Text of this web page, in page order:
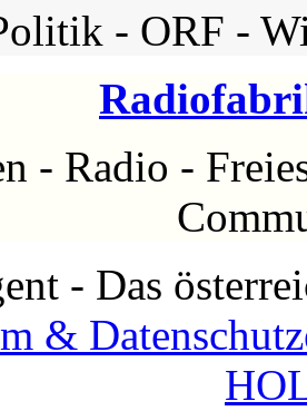
- ORF -
- Radio -
- Das
&